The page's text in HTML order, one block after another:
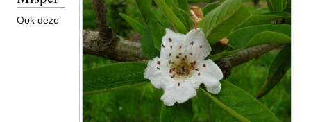
Ook deze